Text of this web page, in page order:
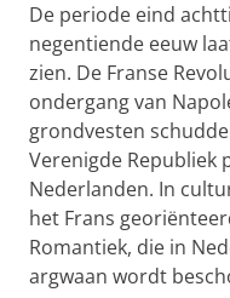
De periode eind
negentiende eeuw
zien. De Franse
ondergang van
grondvesten
Verenigde Republiek
Nederlanden. In
het Frans
Romantiek, die in
argwaan wordt